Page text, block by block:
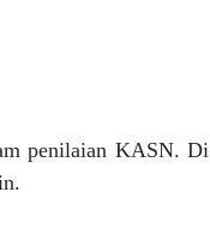
penilaian KASN. Di